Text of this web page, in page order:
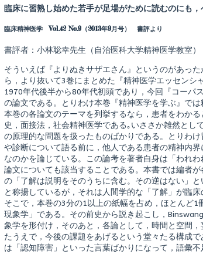
医
学
ッ
ン
ャ
ル・
コ
ー
パ
ス
1
精
神
医
を
学
ぶ
published
on
posts
by
author
精
医
学
エ
ッ
セ
ン
シ
ャ
ル・
コ
ー
パ
ス
1
精
神
医
学
を
学
ぶ,
臨床に習熟し始めた若手が足場がために読むのにも
臨床精神医学 Vol.42 No.9（2013年9月号） 書評より
書評者：小林聡幸先生（自治医科大学精神医学教室）
そういえば『よりぬきサザエさん』というのがあっ
ら，より抜いて3巻にまとめた『精神医学エッセン
1970年代後半から80年代初頭であり，今回『コーパ
の論文である。とりわけ本巻『精神医学を学ぶ』で
本巻の各論文のテーマを列挙するなら，患者をわか
史，面接法，社会精神医学である｡いささか雑然とし
の原理的な問題を扱ったものばかりである。とりわ
や診断について語る前に，他人である患者の精神内
なのかを論じている。この論考を著者白身は「われ
論文についても該当することである。本書では編者
の「了解は説明をそのうちに含む。その逆はない」
と称揚しているが，それは人間学的な「了解」が臨
そこで，本巻の3分の1以上の紙幅を占め，ほとんど
現象学」である。その前史から説き起こし，
象学を形付け，そのあと，各論として，時間と空間
たうえで，今後の課題をあげるという堂々たる構成
は「認知障害」といった言葉ばかりになって，語彙